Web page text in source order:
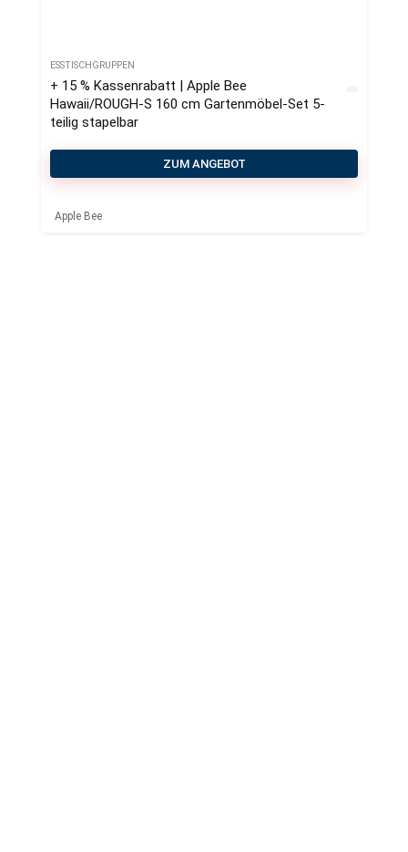
ESSTISCHGRUPPEN
+ 15 % Kassenrabatt | Apple Bee
Hawaii/ROUGH-S 160 cm Gartenmöbel-Set 5-
teilig stapelbar
ZUM ANGEBOT
Apple Bee